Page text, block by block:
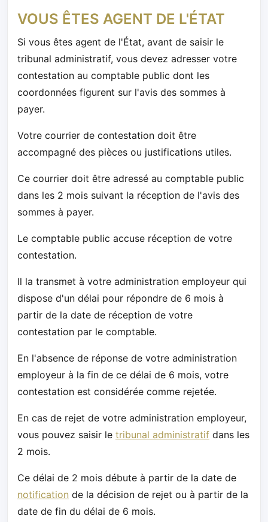
VOUS ÊTES AGENT DE L'ÉTAT
Si vous êtes agent de l'État, avant de saisir le
tribunal administratif, vous devez adresser votre
contestation au comptable public dont les
coordonnées figurent sur l'avis des sommes à
payer.
Votre courrier de contestation doit être
accompagné des pièces ou justifications utiles.
Ce courrier doit être adressé au comptable public
dans les 2 mois suivant la réception de l'avis des
sommes à payer.
Le comptable public accuse réception de votre
contestation.
Il la transmet à votre administration employeur qui
dispose d'un délai pour répondre de 6 mois à
partir de la date de réception de votre
contestation par le comptable.
En l'absence de réponse de votre administration
employeur à la fin de ce délai de 6 mois, votre
contestation est considérée comme rejetée.
En cas de rejet de votre administration employeur,
vous pouvez saisir le tribunal administratif dans les
2 mois.
Ce délai de 2 mois débute à partir de la date de
notification de la décision de rejet ou à partir de la
date de fin du délai de 6 mois.